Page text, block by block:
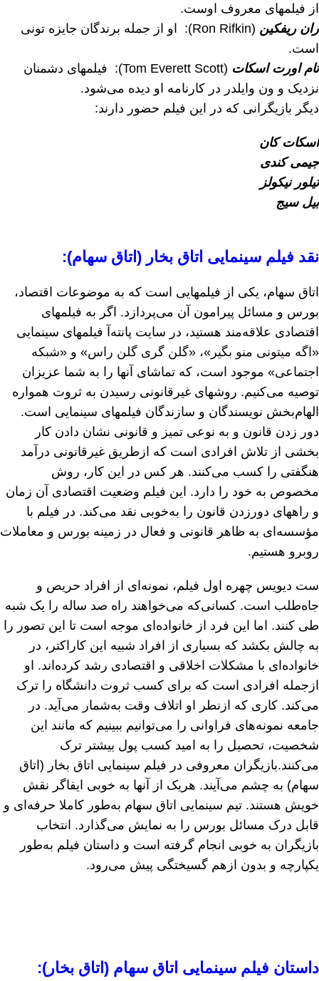
از فیلمهای معروف اوست.
ران ریفکین
(Ron Rifkin): او از جمله برندگان جایزه تونی
است.
تام اورت اسکات
(Tom Everett Scott): فیلمهای دشمنان
نزدیک و ون وایلدر در کارنامه او دیده می‌شود.
دیگر بازیگرانی که در این فیلم حضور دارند:
اسکات کان
جیمی کندی
تیلور نیکولز
بیل سیج
نقد فیلم سینمایی اتاق بخار (اتاق سهام):
اتاق سهام، یکی از فیلمهایی است که به موضوعات اقتصاد،
بورس و مسائل پیرامون آن می‌پردازد. اگر به فیلمهای
اقتصادی علاقه‌مند هستید، در سایت پانته‌آ فیلمهای سینمایی
« اگه میتونی منو بگیر »، «گلن گری گلن راس» و «شبکه
اجتماعی» موجود است، که تماشای آنها را به شما عزیزان
توصیه می‌کنیم. روشهای غیرقانونی رسیدن به ثروت همواره
الهام‌بخش نویسندگان و سازندگان فیلمهای سینمایی است.
دور زدن قانون و به نوعی تمیز و قانونی نشان دادن کار
بخشی از تلاش افرادی است که ازطریق غیرقانونی درآمد
هنگفتی را کسب می‌کنند. هر کس در این کار، روش
مخصوص به خود را دارد. این فیلم وضعیت اقتصادی آن زمان
و راههای دورزدن قانون را به‌خوبی نقد می‌کند. در فیلم با
مؤسسه‌ای به ظاهر قانونی و فعال در زمینه بورس و معاملات
روبرو هستیم.
ست دیویس چهره اول فیلم، نمونه‌ای از افراد حریص و
جاه‌طلب است. کسانی‌که می‌خواهند راه صد ساله را یک شبه
طی کنند. اما این فرد از خانواده‌ای موجه است تا این تصور را
به چالش بکشد که بسیاری از افراد شبیه این کاراکتر، در
خانواده‌ای با مشکلات اخلاقی و اقتصادی رشد کرده‌اند. او
ازجمله افرادی است که برای کسب ثروت دانشگاه را ترک
می‌کند. کاری که ازنطر او اتلاف وقت به‌شمار می‌آید. در
جامعه نمونه‌های فراوانی را می‌توانیم ببینیم که مانند این
شخصیت، تحصیل را به امید کسب پول بیشتر ترک
می‌کنند.بازیگران معروفی در فیلم سینمایی اتاق بخار (اتاق
سهام) به چشم می‌آیند. هریک از آنها به خوبی ایفاگر نقش
خویش هستند. تیم سینمایی اتاق سهام به‌طور کاملا حرفه‌ای و
قابل درک مسائل بورس را به نمایش می‌گذارد. انتخاب
بازیگران به خوبی انجام گرفته است و داستان فیلم به‌طور
یکپارچه و بدون ازهم گسیختگی پیش می‌رود.
داستان فیلم سینمایی اتاق سهام (اتاق بخار):